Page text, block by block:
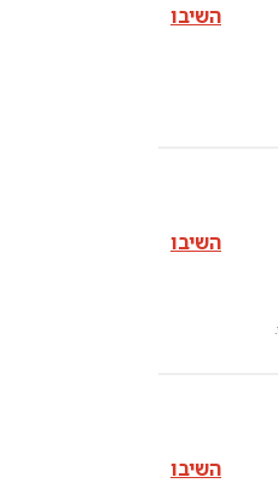
השיבו
השיבו
השיבו